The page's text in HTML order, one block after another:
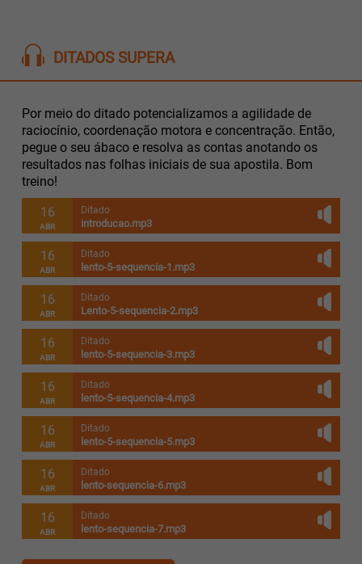
DITADOS SUPERA
Por meio do ditado potencializamos a agilidade de
raciocínio, coordenação motora e concentração. Então,
pegue o seu ábaco e resolva as contas anotando os
resultados nas folhas iniciais de sua apostila. Bom
treino!
16
ABR
Ditado
introducao.mp3
16
ABR
Ditado
lento-5-sequencia-1.mp3
16
ABR
Ditado
Lento-5-sequencia-2.mp3
16
ABR
Ditado
lento-5-sequencia-3.mp3
16
ABR
Ditado
lento-5-sequencia-4.mp3
16
ABR
Ditado
lento-5-sequencia-5.mp3
16
ABR
Ditado
lento-sequencia-6.mp3
16
ABR
Ditado
lento-sequencia-7.mp3